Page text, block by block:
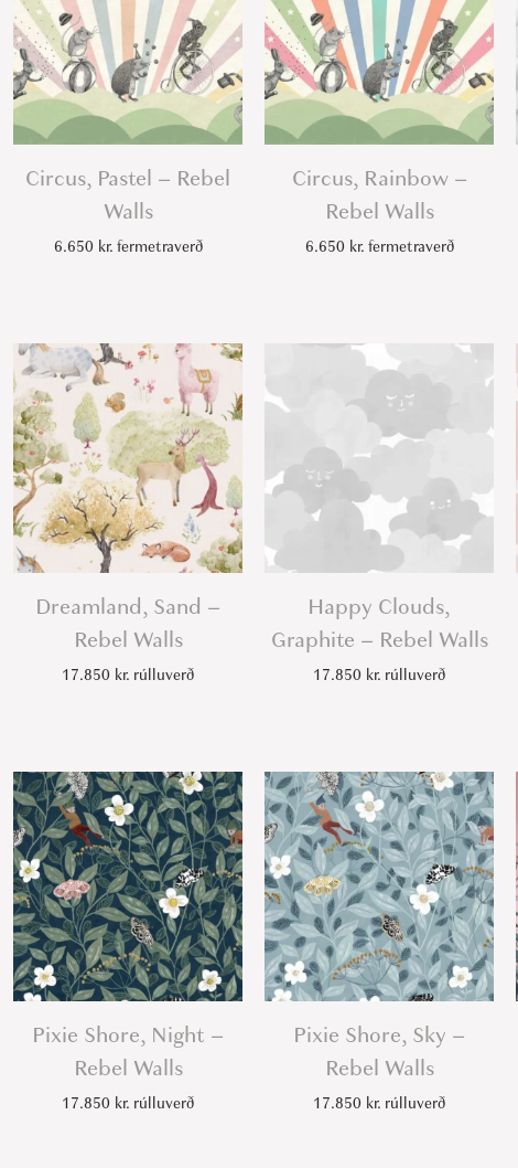
Circus, Pastel – Rebel
Walls
6.650 kr.fermetraverð
Circus, Rainbow –
Rebel Walls
6.650 kr.fermetraverð
Dreamland, Sand –
Rebel Walls
17.850 kr. rúlluverð
Happy Clouds,
Graphite – Rebel Walls
17.850 kr. rúlluverð
Pixie Shore, Night –
Rebel Walls
17.850 kr. rúlluverð
Pixie Shore, Sky –
Rebel Walls
17.850 kr. rúlluverð